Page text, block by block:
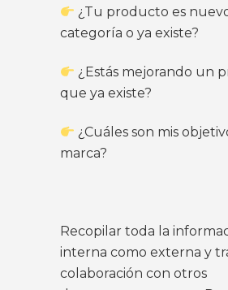
¿Tu producto es
categoría o ya existe?
¿Estás mejorando un
que ya existe?
¿Cuáles son mis
marca?
Recopilar toda la
interna como externa y
colaboración con otros